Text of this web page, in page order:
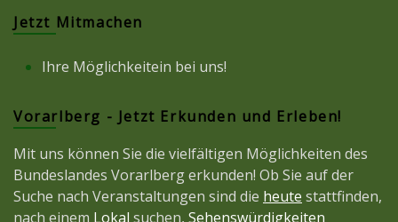
Jetzt Mitmachen
Ihre Möglichkeitein bei uns!
Vorarlberg - Jetzt Erkunden und Erleben!
Mit uns können Sie die vielfältigen Möglichkeiten des
Bundeslandes Vorarlberg erkunden! Ob Sie auf der
Suche nach Veranstaltungen sind die heute stattfinden,
nach einem Lokal suchen, Sehenswürdigkeiten